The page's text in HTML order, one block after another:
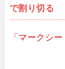
で割り切る
「マークシ